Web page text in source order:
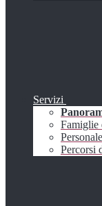
Servizi
Famiglie
Percorsi